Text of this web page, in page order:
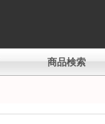
商品検索